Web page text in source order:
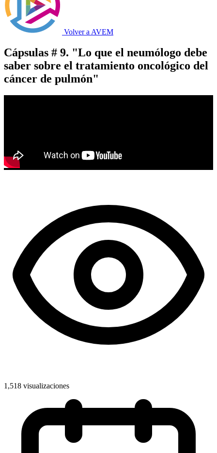
Volver a AVEM
Cápsulas # 9. "Lo que el neumólogo debe
saber sobre el tratamiento oncológico del
cáncer de pulmón"
1,518 visualizaciones